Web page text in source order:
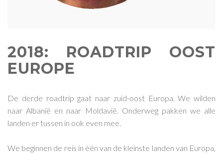
2018: ROADTRIP OOST
EUROPE
De derde roadtrip gaat naar zuid-oost Europa. We wilden
naar Albanië en naar Moldavië. Onderweg pakken we alle
landen er tussen in ook even mee.
We beginnen de reis in één van de kleinste landen van Europa,